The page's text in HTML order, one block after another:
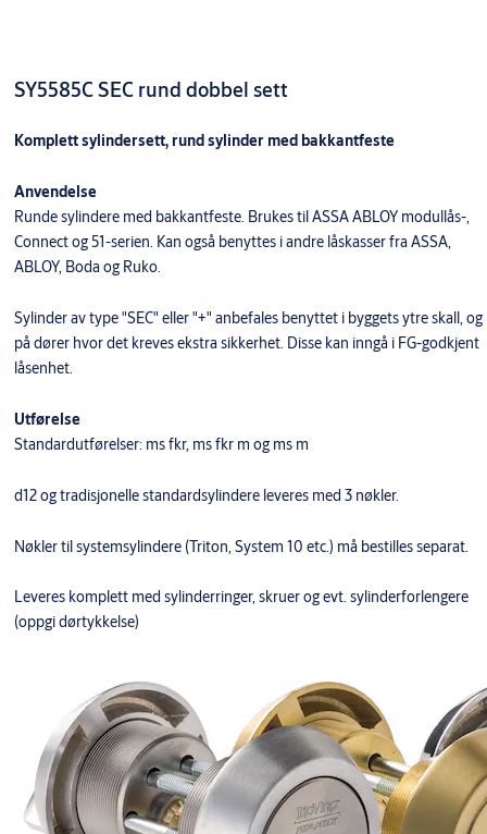
SY5585C SEC rund dobbel sett
Komplett sylindersett, rund sylinder med bakkantfeste
Anvendelse
Runde sylindere med bakkantfeste. Brukes til ASSA ABLOY modullås-,
Connect og 51-serien. Kan også benyttes i andre låskasser fra ASSA,
ABLOY, Boda og Ruko.
Sylinder av type "SEC" eller "+" anbefales benyttet i byggets ytre skall, og
på dører hvor det kreves ekstra sikkerhet. Disse kan inngå i FG-godkjent
låsenhet.
Utførelse
Standardutførelser: ms fkr, ms fkr m og ms m
d12 og tradisjonelle standardsylindere leveres med 3 nøkler.
Nøkler til systemsylindere (Triton, System 10 etc.) må bestilles separat.
Leveres komplett med sylinderringer, skruer og evt. sylinderforlengere
(oppgi dørtykkelse)